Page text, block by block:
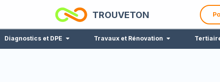
TROUVETON
Diagnostics et DPE Travaux et Rénovation